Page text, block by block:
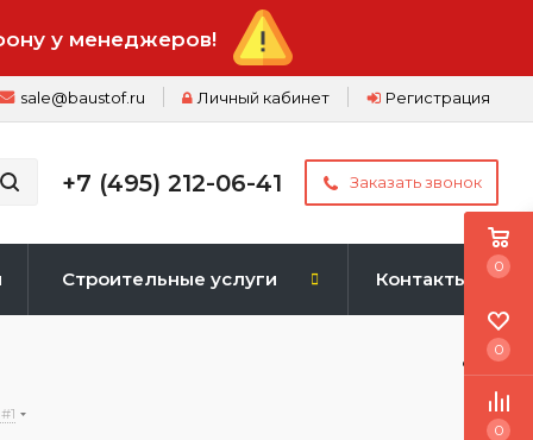
у менеджеров!
Регистрация
Личный кабинет
sale@baustof.ru
+7 (495) 212-06-41 Заказать звонок
Строительные услуги Контакты
0
0
0